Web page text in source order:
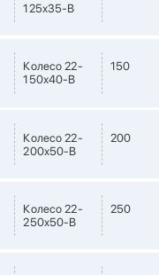
125х35-В
Колесо 22-
150х40-В
150
Колесо 22-
200х50-В
200
Колесо 22-
250х50-В
250